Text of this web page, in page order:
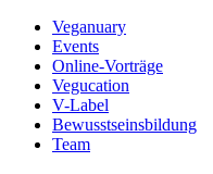
Veganuary
Events
Online-Vorträge
Vegucation
V-Label
Bewusstseinsbildung
Team